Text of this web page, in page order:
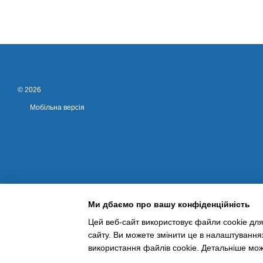
© 2026
Мобільна версія
Ми дбаємо про вашу конфіденційність
Цей веб-сайт використовує файли cookie
сайту. Ви можете змінити це в
використання файлів cookie. Детальніше